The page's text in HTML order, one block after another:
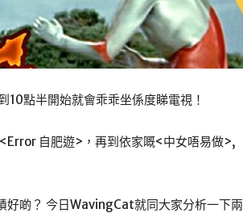
點半開始就會乖乖坐係度睇電視！
自肥遊>，再到依家嘅<中女唔易做>,
好啲？ 今日WavingCat就同大家分析一下兩